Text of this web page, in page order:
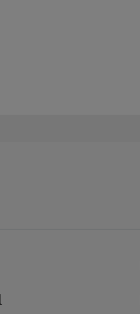
Blue